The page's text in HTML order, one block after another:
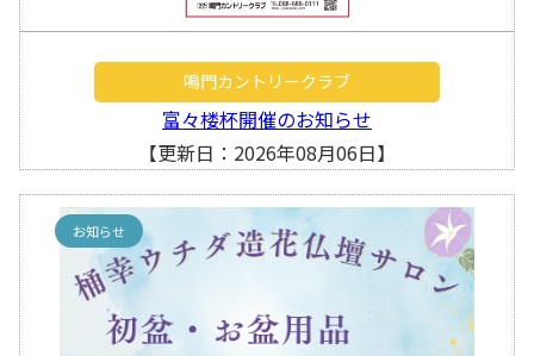
鳴門カントリークラブ
富々楼杯開催のお知らせ
【更新日：2026年08月06日】
お知らせ